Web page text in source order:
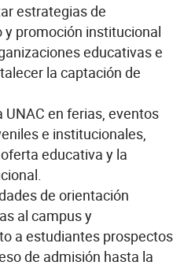
estrategias de
promoción institucional
educativas e
la captación de
UNAC en ferias, eventos
e institucionales,
educativa y la
de orientación
al campus y
a estudiantes prospectos
de admisión hasta la